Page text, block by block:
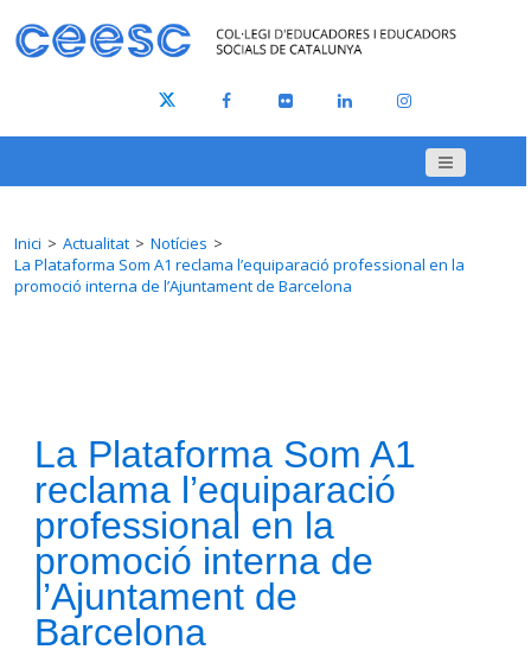
Inici Actualitat
Notícies
La Plataforma Som A1 reclama l’equiparació professional en la
promoció interna de l’Ajuntament de Barcelona
La Plataforma Som A1
reclama l’equiparació
professional en la
promoció interna de
l’Ajuntament de
Barcelona